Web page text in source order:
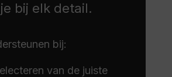
bij elk detail.
bij:
van de juiste